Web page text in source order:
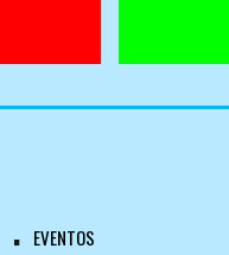
EVENTOS